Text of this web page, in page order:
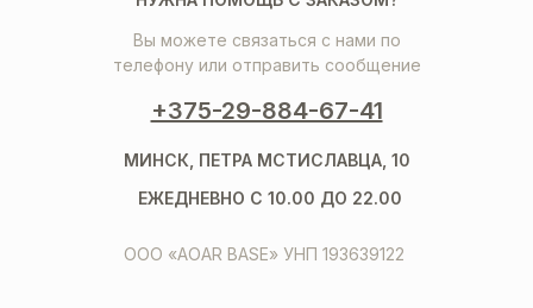
Вы можете связаться с нами по
телефону или отправить сообщение
+375-29-884-67-41
ООО «AOAR BASE» УНП 193639122
МИНСК, ПЕТРА МСТИСЛАВЦА, 10
ЕЖЕДНЕВНО С 10.00 ДО 22.00